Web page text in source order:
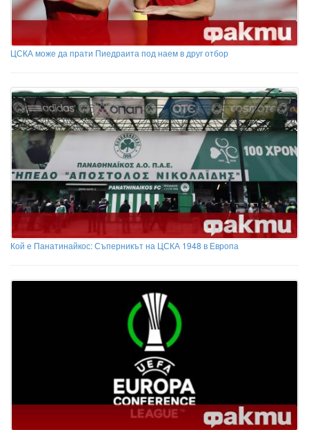
ЦСКА може да прати Пиедраита под наем в друг отбор
Кой е Панатинайкос: Съперникът на ЦСКА 1948 в Европа